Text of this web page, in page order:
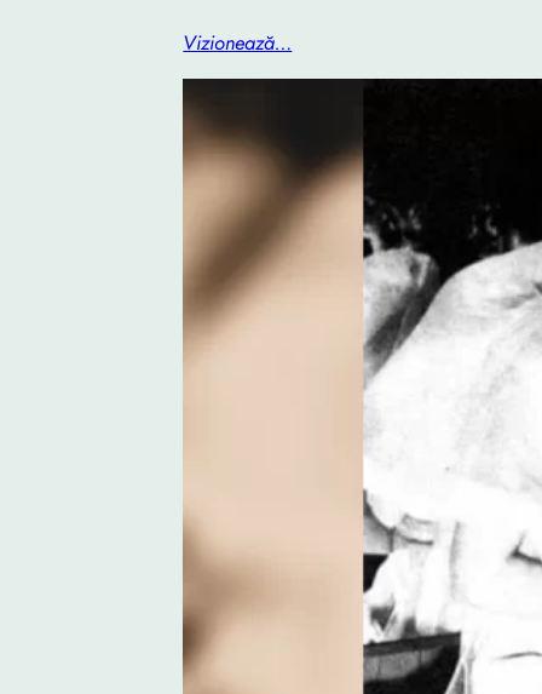
Vizionează…